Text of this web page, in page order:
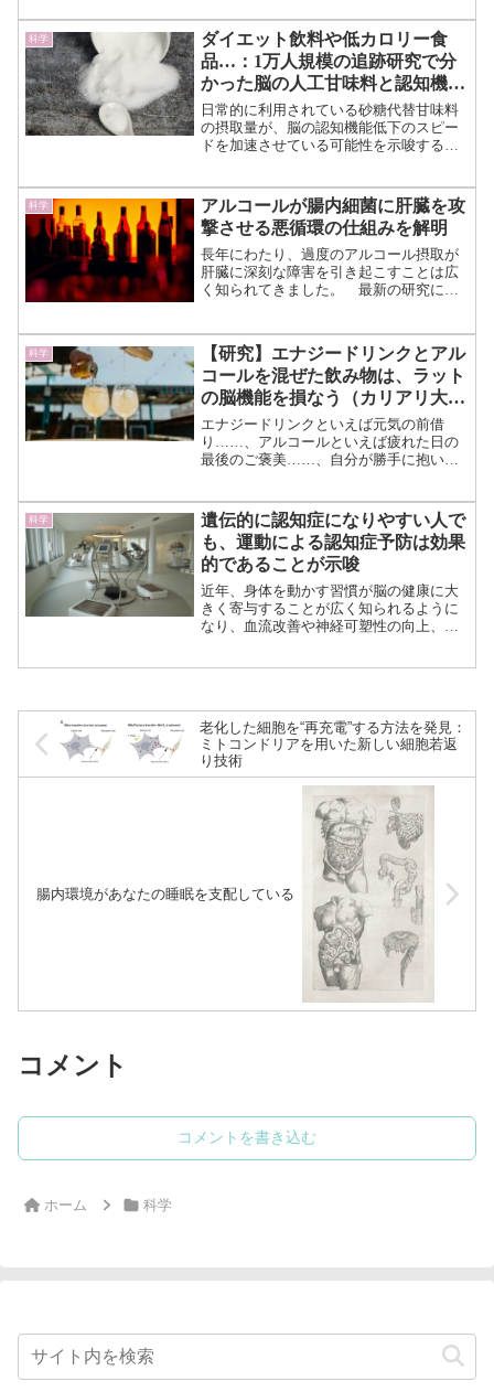
した。 特に、肥満、糖尿病、心血管
疾...（続きを読む）
科学
ダイエット飲料や低カロリー食
品…：1万人規模の追跡研究で分
かった脳の人工甘味料と認知機能
へのリスク
日常的に利用されている砂糖代替甘味料
の摂取量が、脳の認知機能低下のスピー
ドを加速させている可能性を示唆する大
人を対象に約8年間にわたって追跡調査を
行った結果、人工...（続きを読む）
科学
アルコールが腸内細菌に肝臓を攻
撃させる悪循環の仕組みを解明
長年にわたり、過度のアルコール摂取が
肝臓に深刻な障害を引き起こすことは広
く知られてきました。 最新の研究によ
た。 慢性的なアルコール摂取は、腸か
ら細菌が漏れ出して肝臓に...（続きを読
む）
科学
【研究】エナジードリンクとアル
コールを混ぜた飲み物は、ラット
の脳機能を損なう（カリアリ大
学、他）【要約】
エナジードリンクといえば元気の前借
り……、アルコールといえば疲れた日の
最後のご褒美……、自分が勝手に抱いて
農林水産省からは、“エナジードリンク中
のカフェインがアルコール...（続きを読
む）
科学
遺伝的に認知症になりやすい人で
も、運動による認知症予防は効果
的であることが示唆
近年、身体を動かす習慣が脳の健康に大
きく寄与することが広く知られるように
なり、血流改善や神経可塑性の向上、慢
む）
老化した細胞を“再充電”する方法を発見：
ミトコンドリアを用いた新しい細胞若返
り技術
腸内環境があなたの睡眠を支配している
コメント
コメントを書き込む
ホーム 科学